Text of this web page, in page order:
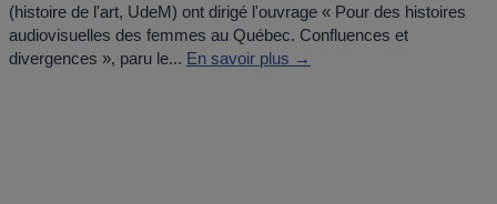
(histoire de l'art, UdeM) ont dirigé l'ouvrage « Pour des histoires
audiovisuelles des femmes au Québec. Confluences et
divergences », paru le... En savoir plus →